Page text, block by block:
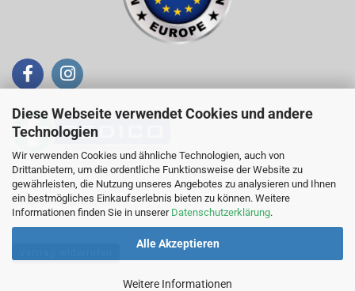
Diese Webseite verwendet Cookies und andere
Technologien
Wir verwenden Cookies und ähnliche Technologien, auch von
Drittanbietern, um die ordentliche Funktionsweise der Website zu
gewährleisten, die Nutzung unseres Angebotes zu analysieren und Ihnen
ein bestmögliches Einkaufserlebnis bieten zu können. Weitere
Informationen finden Sie in unserer Datenschutzerklärung.
Alle Akzeptieren
Weitere Informationen
Telefon +43 (0)676 / 944 19 61
E-Mailoffice@redico.at